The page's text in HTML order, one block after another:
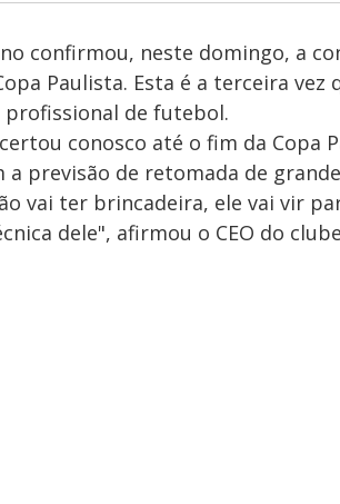
confirmou, neste domingo, a
Paulista. Esta é a terceira
de futebol.
conosco até o fim da Copa
a previsão de retomada de
vai ter brincadeira, ele vai vir
dele", afirmou o CEO do